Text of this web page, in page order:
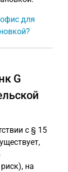
для
G
с § 15
на